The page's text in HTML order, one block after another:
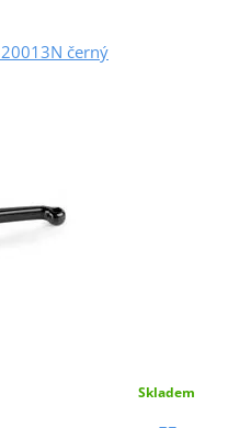
černý
Skladem